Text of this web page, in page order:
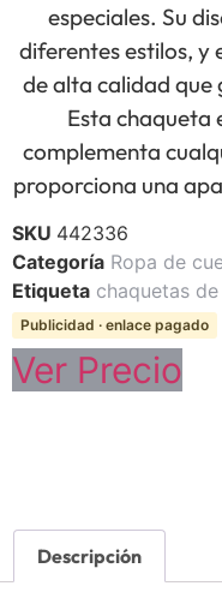
especiales. Su
diferentes estilos, y
de alta calidad que
Esta chaqueta
complementa
proporciona una
SKU 442336
Categoría Ropa de
Etiqueta chaquetas
Publicidad · enlace pagado
Ver Precio
Descripción